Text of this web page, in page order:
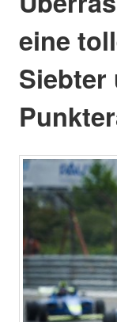
eine
Siebter